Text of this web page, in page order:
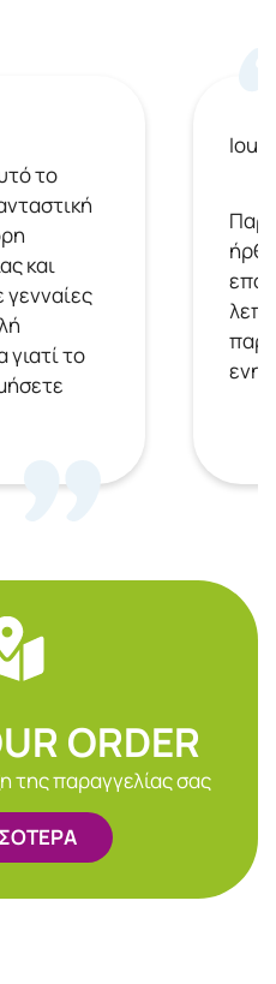
το
και
γενναίες
γιατί το
Ioulia
ORDER
της παραγγελίας σας